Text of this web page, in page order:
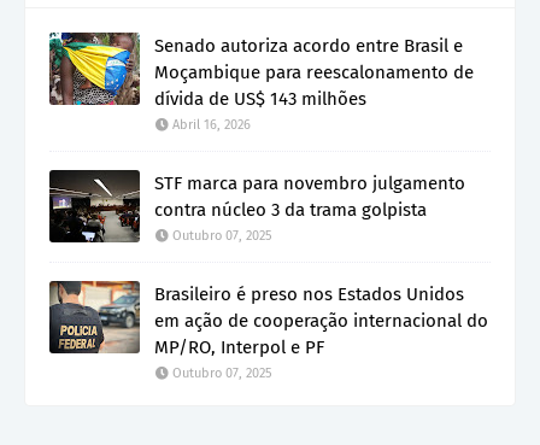
Senado autoriza acordo entre Brasil e
Moçambique para reescalonamento de
dívida de US$ 143 milhões
Abril 16, 2026
STF marca para novembro julgamento
contra núcleo 3 da trama golpista
Outubro 07, 2025
Brasileiro é preso nos Estados Unidos
em ação de cooperação internacional do
MP/RO, Interpol e PF
Outubro 07, 2025